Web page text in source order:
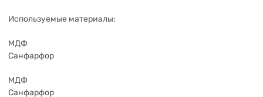
Используемые материалы:
МДФ
Санфарфор
МДФ
Санфарфор